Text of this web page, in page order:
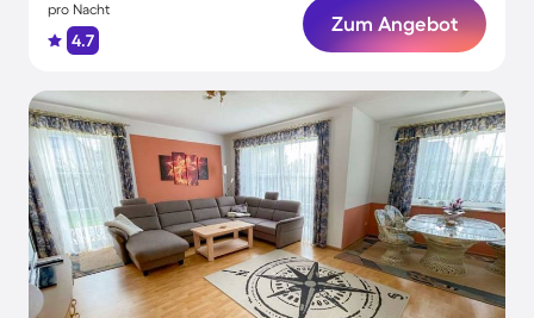
pro Nacht
4.7
Zum Angebot